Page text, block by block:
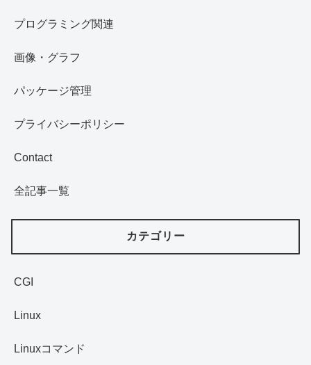
プログラミング関連
画像・グラフ
パッケージ管理
プライバシーポリシー
Contact
全記事一覧
カテゴリー
CGI
Linux
Linuxコマンド